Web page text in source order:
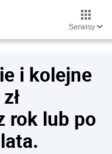
Serwisy
i kolejne
rok lub po